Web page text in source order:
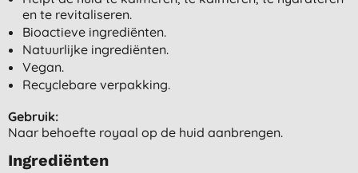
en te revitaliseren.
Bioactieve ingrediënten.
Natuurlijke ingrediënten.
Vegan.
Recyclebare verpakking.
Gebruik:
Naar behoefte royaal op de huid aanbrengen.
Ingrediënten